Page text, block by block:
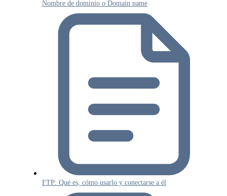
Nombre de dominio o Domain name
FTP: Qué es, cómo usarlo y conectarse a él